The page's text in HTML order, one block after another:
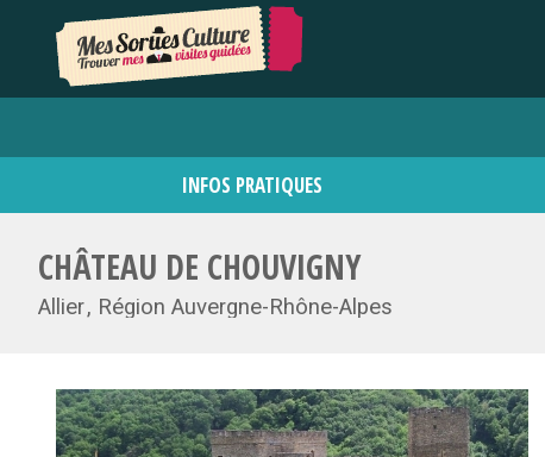
INFOS PRATIQUES
CHÂTEAU DE CHOUVIGNY
Allier Région Auvergne-Rhône-Alpes